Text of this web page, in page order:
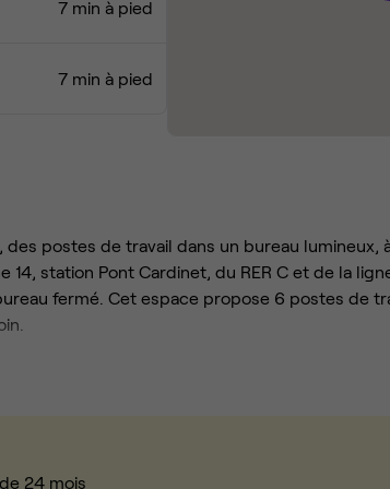
7 min à pied
7 min à pied
des postes de travail dans un bureau lumineux,
station Pont Cardinet, du RER C et de la
fermé. Cet espace propose 6 postes de
bel immeuble de bureaux, vous offrirez à vos
24 mois